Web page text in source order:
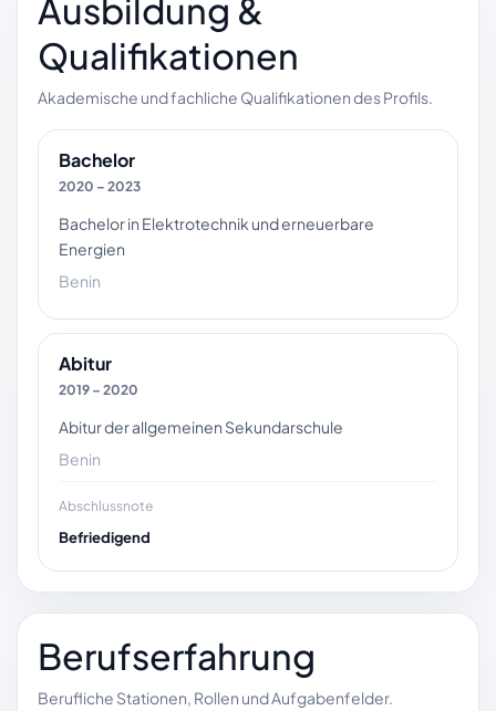
Ausbildung &
Qualifikationen
Akademische und fachliche Qualifikationen des Profils.
Bachelor
2020 – 2023
Bachelor in Elektrotechnik und erneuerbare
Energien
Benin
Abitur
2019 – 2020
Abitur der allgemeinen Sekundarschule
Benin
Abschlussnote
Befriedigend
Berufserfahrung
Berufliche Stationen, Rollen und Aufgabenfelder.